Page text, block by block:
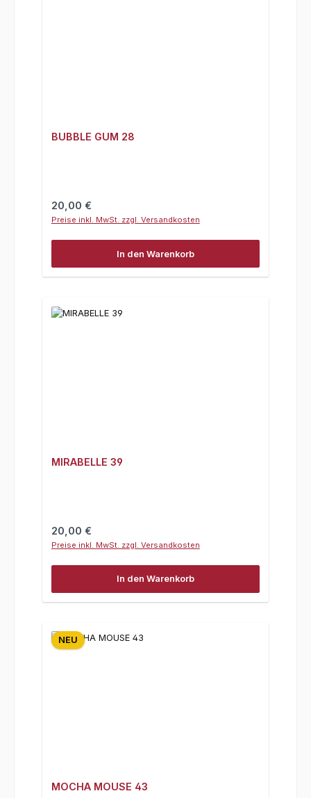
BUBBLE GUM 28
Regulärer Preis:
20,00 €
Preise inkl. MwSt. zzgl. Versandkosten
In den Warenkorb
MIRABELLE 39
Regulärer Preis:
20,00 €
Preise inkl. MwSt. zzgl. Versandkosten
In den Warenkorb
NEU
MOCHA MOUSE 43